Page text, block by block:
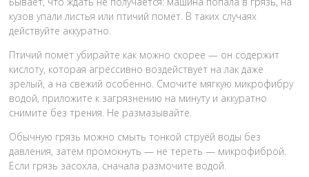
кузов упали листья или птичий помёт. В таких случаях
действуйте аккуратно.
Птичий помёт убирайте как можно скорее — он содержит
кислоту, которая агрессивно воздействует на лак даже
зрелый, а на свежий особенно. Смочите мягкую микрофибру
водой, приложите к загрязнению на минуту и аккуратно
снимите без трения. Не размазывайте.
Обычную грязь можно смыть тонкой струёй воды без
давления, затем промокнуть — не тереть — микрофиброй.
Если грязь засохла, сначала размочите водой.